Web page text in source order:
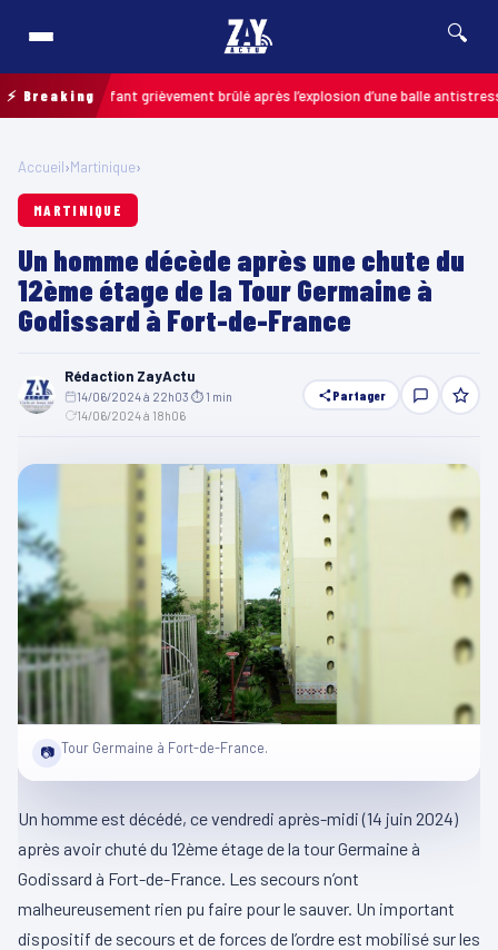
🔍
⚡ Breaking
: un enfant grièvement brûlé après l’explosion d’une balle antistress
Accueil›Martinique›
MARTINIQUE
Un homme décède après une chute du
12ème étage de la Tour Germaine à
Godissard à Fort-de-France
Rédaction ZayActu
14/06/2024 à 22h03 ⏱ 1 min
14/06/2024 à 18h06
Partager
📷 Tour Germaine à Fort-de-France.
Un homme est décédé, ce vendredi après-midi (14 juin 2024)
après avoir chuté du 12ème étage de la tour Germaine à
Godissard à Fort-de-France. Les secours n’ont
malheureusement rien pu faire pour le sauver. Un important
dispositif de secours et de forces de l’ordre est mobilisé sur les